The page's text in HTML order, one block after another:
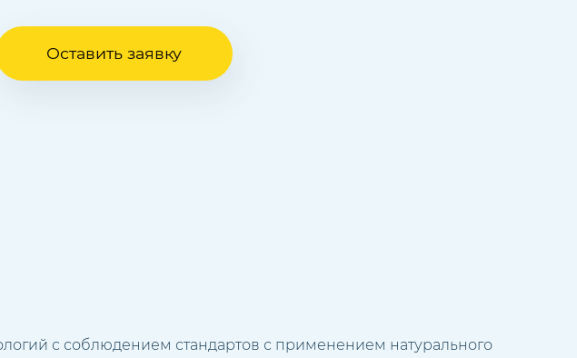
Оставить заявку
с соблюдением стандартов с применением натурального